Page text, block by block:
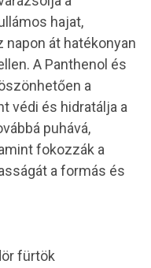
hajat,
át hatékonyan
A Panthenol és
a
védi és hidratálja a
puhává,
fokozzák a
a formás és
fürtök